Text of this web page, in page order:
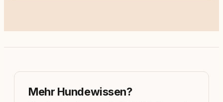
Mehr Hundewissen?